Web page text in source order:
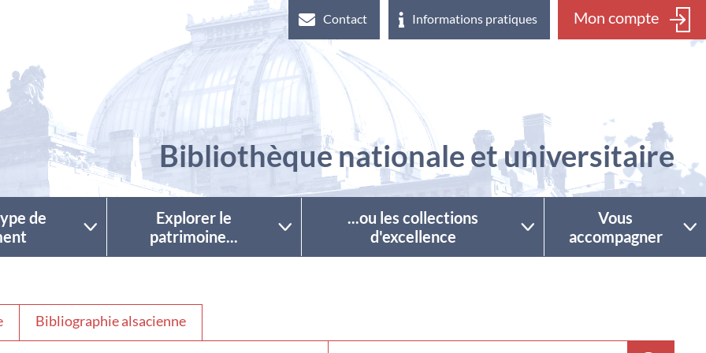
Contact Informations pratiques Mon compte
Bibliothèque nationale et universitaire
de
Explorer le
patrimoine...
...ou les collections
d'excellence
Vous
accompagner
Bibliographie alsacienne